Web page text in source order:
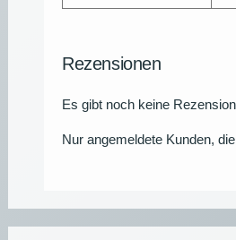
Rezensionen
Es gibt noch keine
Nur angemeldete Kunden,